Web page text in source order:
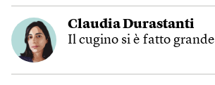
Claudia Durastanti
Il cugino si è fatto grande